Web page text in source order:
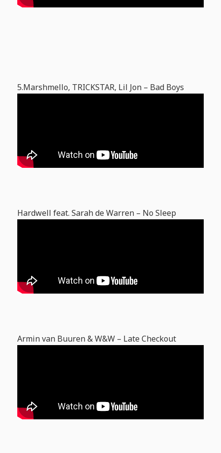
5.Marshmello, TRICKSTAR, Lil Jon – Bad Boys
Hardwell feat. Sarah de Warren – No Sleep
Armin van Buuren & W&W – Late Checkout